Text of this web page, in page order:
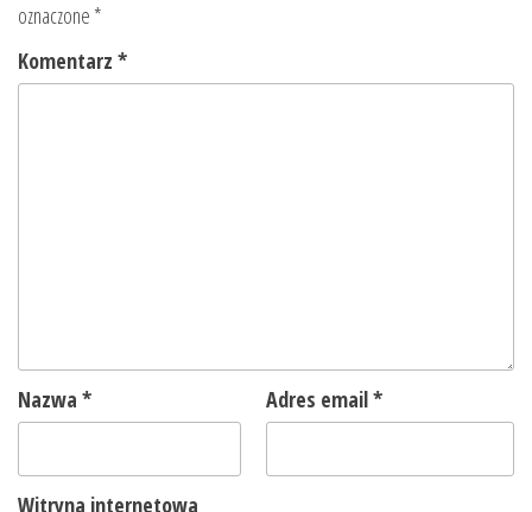
oznaczone *
Komentarz *
Nazwa * Adres email*
Witryna internetowa